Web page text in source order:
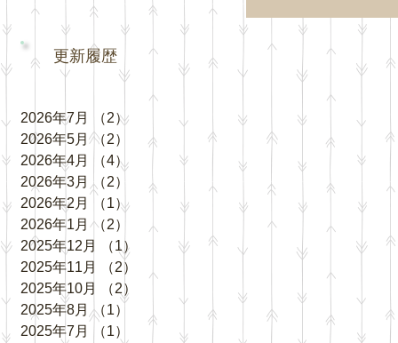
更新履歴
2026年7月 （2） 2件の記事
2026年5月 （2）
2件の記事
2026年4月
（4） 4件の記事
2026年3月 （2）
2件の記事
2026年2月
（1）1件の記事
2026年1月 （2）
2件の記事
2025年12月
（1）
1件の記事
2025年11月
（2）
2025年10月
（2）
2025年8月 （1）
2025年7月
（1）
1件の記事